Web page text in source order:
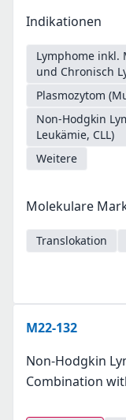
Indikationen
Lymphome inkl.
und Chronisch
Plasmozytom
Non-Hodgkin
Leukämie, CLL)
Weitere
Molekulare
Translokation
M22-132
Non-Hodgkin
Combination